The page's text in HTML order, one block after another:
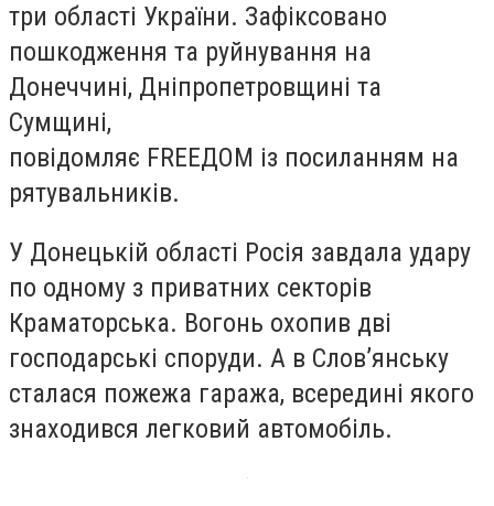
три області України. Зафіксовано
пошкодження та руйнування на
Донеччині, Дніпропетровщині та
Сумщині,
повідомляє FREEДОМ із посиланням на
рятувальників.
У Донецькій області Росія завдала удару
по одному з приватних секторів
Краматорська. Вогонь охопив дві
господарські споруди. А в Слов’янську
сталася пожежа гаража, всередині якого
знаходився легковий автомобіль.